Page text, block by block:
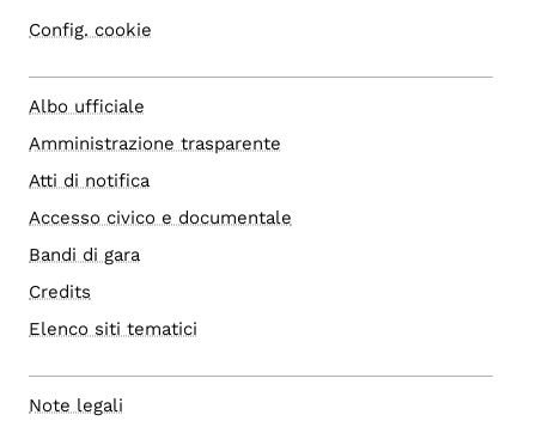
Config. cookie
Albo ufficiale
Amministrazione trasparente
Atti di notifica
Accesso civico e documentale
Bandi di gara
Credits
Elenco siti tematici
Note legali